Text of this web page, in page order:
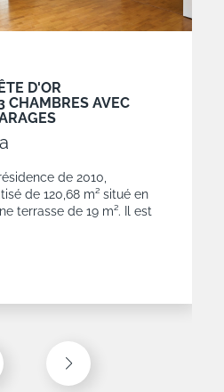
D'OR
CHAMBRES AVEC
de 2010,
de 120,68 m² situé en
terrasse de 19 m². Il est